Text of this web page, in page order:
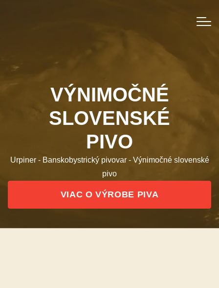
VÝNIMOČNÉ
SLOVENSKÉ
PIVO
Urpiner - Banskobystrický pivovar - Výnimočné slovenské
pivo
VIAC O VÝROBE PIVA